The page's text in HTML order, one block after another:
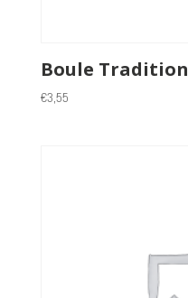
Boule Tradition
€3,55